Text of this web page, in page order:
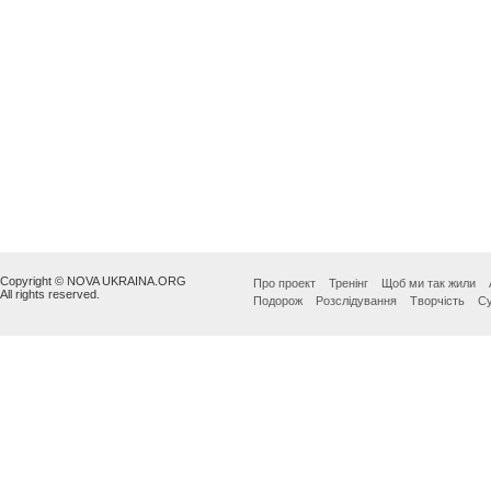
Copyright © NOVA UKRAINA.ORG
All rights reserved.
Про проект Тренінг Щоб ми так жили
Подорож
Розслідування Творчість